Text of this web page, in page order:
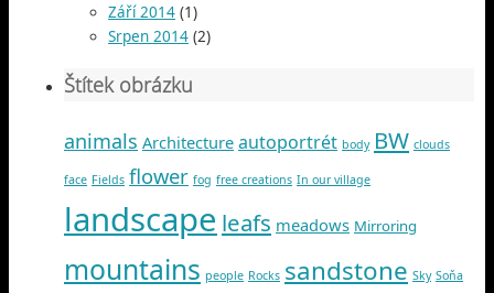
Září 2014 (1)
Srpen 2014 (2)
Štítek obrázku
animals Architecture autoportrét body BW clouds
face Fields flower fog free creations In our village
landscape leafs meadows Mirroring
mountains people Rocks sandstone Sky Soňa